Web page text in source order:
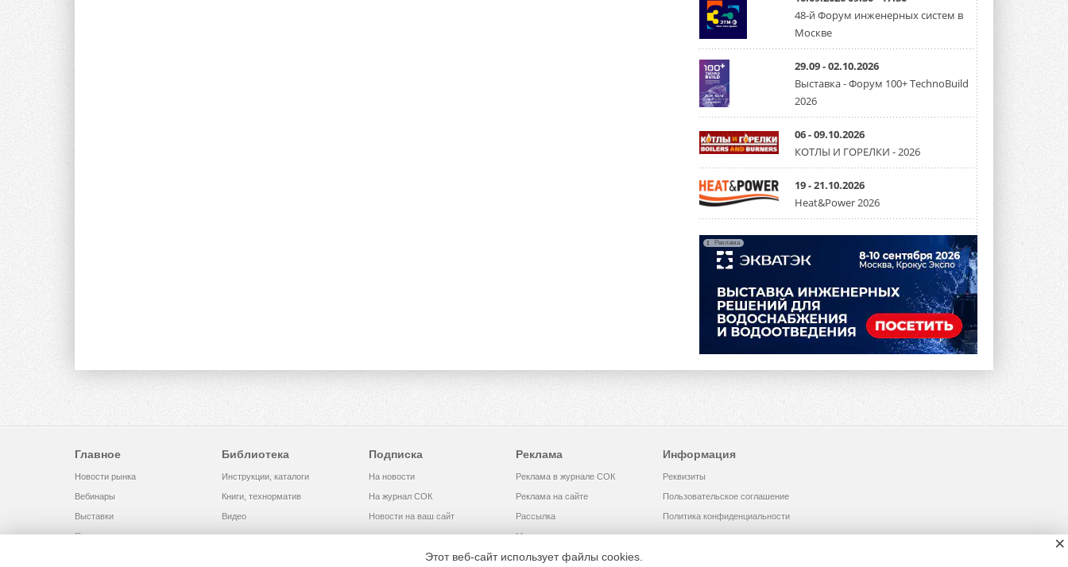
48-й Форум инженерных систем в
Москве
29.09 - 02.10.2026
Выставка - Форум 100+ TechnoBuild
2026
06 - 09.10.2026
КОТЛЫ И ГОРЕЛКИ - 2026
19 - 21.10.2026
Heat&Power 2026
Реклама
Главное
Новости рынка
Вебинары
Выставки
Помощь
Библиотека
Инструкции, каталоги
Книги, технорматив
Видео
Подписка
На новости
На журнал СОК
Новости на ваш сайт
Реклама
Реклама в журнале СОК
Реклама на сайте
Рассылка
Медиакит
Информация
Реквизиты
Пользовательское соглашение
Политика конфиденциальности
Этот веб-сайт использует файлы cookies.
×